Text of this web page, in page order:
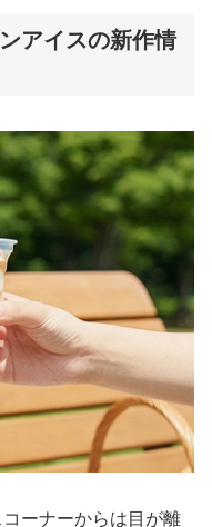
アイスの新作情
ーナーからは目が離